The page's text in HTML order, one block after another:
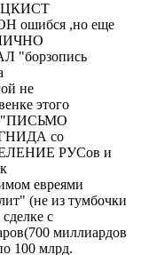
ошибся ,но еще
не
этого
"ПИСЬМО
со
РУСов и
евреями
(не из тумбочки
с
миллиардов
100 млрд.